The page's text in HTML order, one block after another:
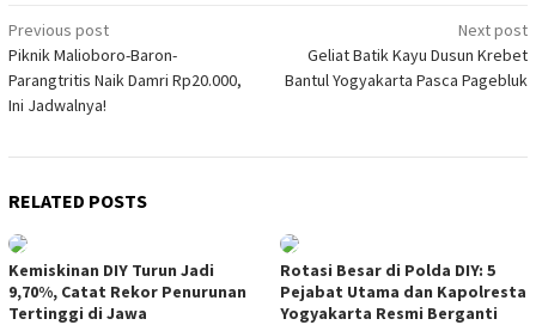
Post
navigation
Previous post
Piknik Malioboro-Baron-
Parangtritis Naik Damri Rp20.000,
Ini Jadwalnya!
Next post
Geliat Batik Kayu Dusun Krebet
Bantul Yogyakarta Pasca Pagebluk
RELATED POSTS
Kemiskinan DIY Turun Jadi
9,70%, Catat Rekor Penurunan
Tertinggi di Jawa
Rotasi Besar di Polda DIY: 5
Pejabat Utama dan Kapolresta
Yogyakarta Resmi Berganti